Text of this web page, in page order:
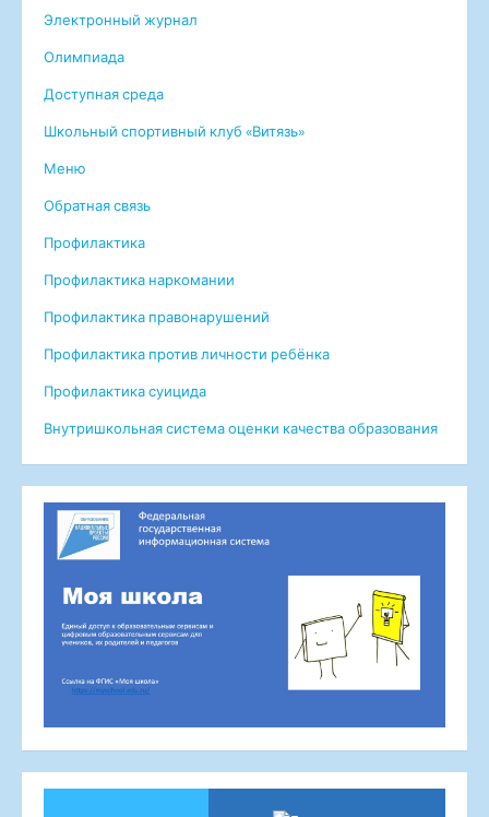
Электронный журнал
Олимпиада
Доступная среда
Школьный спортивный клуб «Витязь»
Меню
Обратная связь
Профилактика
Профилактика наркомании
Профилактика правонарушений
Профилактика против личности ребёнка
Профилактика суицида
Внутришкольная система оценки качества образования